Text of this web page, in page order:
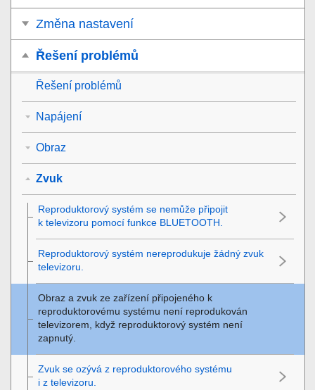
Změna nastavení
Řešení problémů
Řešení problémů
Napájení
Obraz
Zvuk
Reproduktorový systém se nemůže připojit
k televizoru pomocí funkce BLUETOOTH
Reproduktorový systém nereprodukuje žádný zvuk
televizoru.
Obraz a zvuk ze zařízení připojeného k
reproduktorovému systému není reprodukován
televizorem, když reproduktorový systém není
zapnutý.
Zvuk se ozývá z reproduktorového systému
i z televizoru.